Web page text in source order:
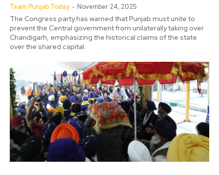
Team Punjab Today - November 24, 2025
The Congress party has warned that Punjab must unite to
prevent the Central government from unilaterally taking over
Chandigarh, emphasizing the historical claims of the state
over the shared capital.